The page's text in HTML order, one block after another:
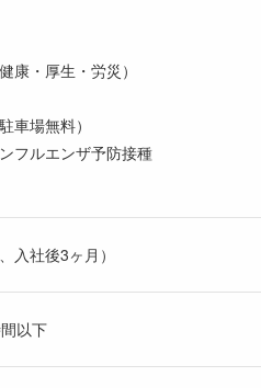
康・厚生・労災）
車場無料）
フルエンザ予防接種
入社後3ヶ月）
以下